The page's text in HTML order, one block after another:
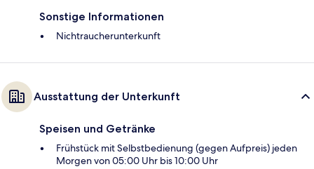
Sonstige Informationen
Nichtraucherunterkunft
Ausstattung der Unterkunft
Speisen und Getränke
Frühstück mit Selbstbedienung (gegen Aufpreis) jeden
Morgen von 05:00 Uhr bis 10:00 Uhr